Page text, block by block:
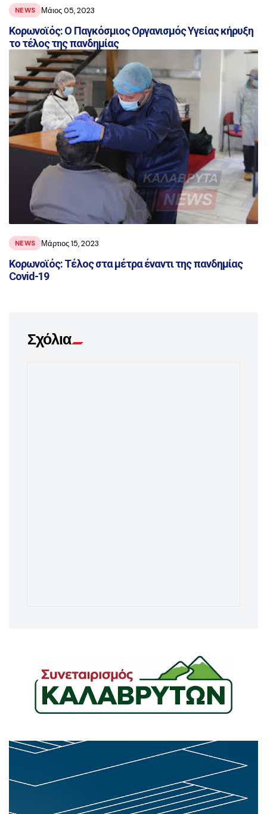
NEWS Μάιος 05, 2023
Κορωνοϊός: Ο Παγκόσμιος Οργανισμός Υγείας κήρυξη
το τέλος της πανδημίας
NEWS Μάρτιος 15, 2023
Κορωνοϊός: Τέλος στα μέτρα έναντι της πανδημίας
Covid-19
Σχόλια